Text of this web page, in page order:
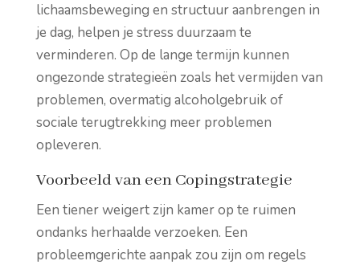
lichaamsbeweging en structuur aanbrengen in
je dag, helpen je stress duurzaam te
verminderen. Op de lange termijn kunnen
ongezonde strategieën zoals het vermijden van
problemen, overmatig alcoholgebruik of
sociale terugtrekking meer problemen
opleveren.
Voorbeeld van een Copingstrategie
Een tiener weigert zijn kamer op te ruimen
ondanks herhaalde verzoeken. Een
probleemgerichte aanpak zou zijn om regels